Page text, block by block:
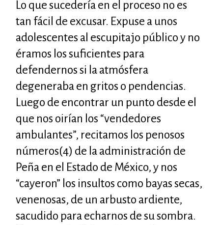
Lo que sucedería en el proceso no es
tan fácil de excusar. Expuse a unos
adolescentes al escupitajo público y no
éramos los suficientes para
defendernos si la atmósfera
degeneraba en gritos o pendencias.
Luego de encontrar un punto desde el
que nos oirían los “vendedores
ambulantes”, recitamos los penosos
números(4) de la administración de
Peña en el Estado de México, y nos
“cayeron” los insultos como bayas secas,
venenosas, de un arbusto ardiente,
sacudido para echarnos de su sombra.